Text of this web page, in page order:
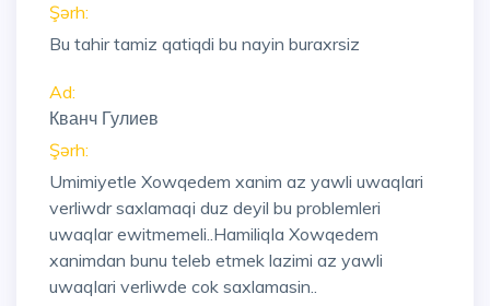
Şərh:
Bu tahir tamiz qatiqdi bu nayin buraxrsiz
Ad:
Кванч Гулиев
Şərh:
Umimiyetle Xowqedem xanim az yawli uwaqlari
verliwdr saxlamaqi duz deyil bu problemleri
uwaqlar ewitmemeli..Hamiliqla Xowqedem
xanimdan bunu teleb etmek lazimi az yawli
uwaqlari verliwde cok saxlamasin..